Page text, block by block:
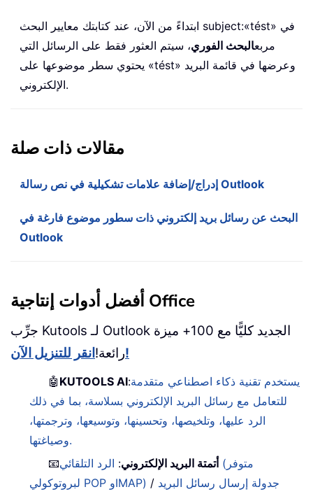
ابتداءً من الآن، عند كتابتك معايير البحث subject:«tést» في
مربعالبحث الفوري، سيتم العثور فقط على الرسائل التي
يحتوي سطر موضوعها على «tést» وعرضها في قائمة البريد
الإلكتروني.
مقالات ذات صلة
إدراج/إضافة علامات تشكيلية في نص رسالة Outlook
البحث عن رسائل بريد إلكتروني ذات سطور موضوع فارغة في
Outlook
أفضل أدوات إنتاجية Office
جرِّب Kutools لـ Outlook الجديد كليًّا مع 100+ ميزة
رائعة!انقر للتنزيل الآن!
🤖 KUTOOLS AI:يستخدم تقنية ذكاء اصطناعي متقدمة
للتعامل مع رسائل البريد الإلكتروني بسلاسة، بما في ذلك
الرد عليها، وتلخيصها، وتحسينها، وتوسيعها، وترجمتها،
وصياغتها.
📧
أتمتة البريد الإلكتروني: الرد التلقائي (متوفر
لبروتوكولي POP وIMAP) / جدولة إرسال رسائل البريد